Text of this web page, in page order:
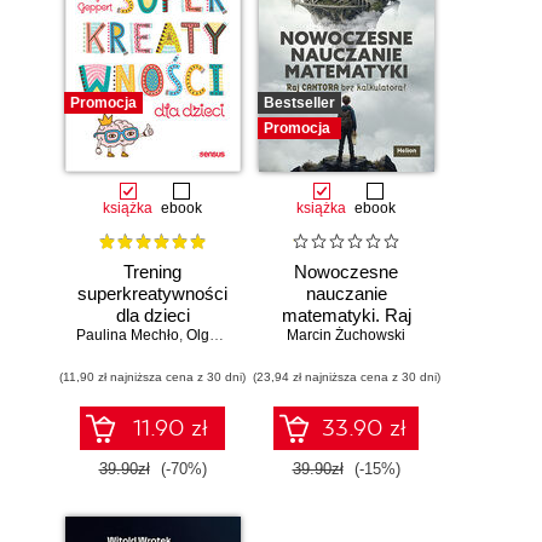
Promocja
książka ebook
Trening
superkreatywności
dla dzieci
Paulina Mechło, Olga Geppert
(11,90 zł najniższa cena z 30 dni)
11.90 zł
39.90zł (-70%)
Bestseller
Promocja
książka ebook
Nowoczesne
nauczanie
matematyki. Raj
Cantora bez
Marcin Żuchowski
(23,94 zł najniższa cena z 30 dni)
33.90 zł
39.90zł (-15%)